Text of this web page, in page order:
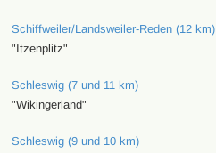
Schiffweiler/Landsweiler-Reden (12 km)
"Itzenplitz"
Schleswig (7 und 11 km)
"Wikingerland"
Schleswig (9 und 10 km)